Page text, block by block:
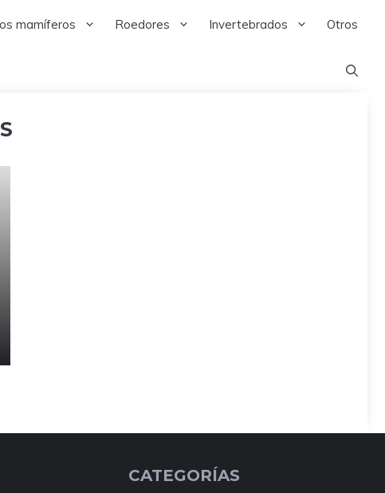
mamíferos Roedores Invertebrados Otros
CATEGORÍAS